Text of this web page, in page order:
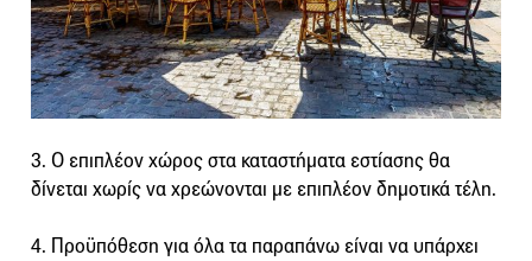
3. Ο επιπλέον χώρος στα καταστήματα εστίασης θα
δίνεται χωρίς να χρεώνονται με επιπλέον δημοτικά τέλη.
4. Προϋπόθεση για όλα τα παραπάνω είναι να υπάρχει